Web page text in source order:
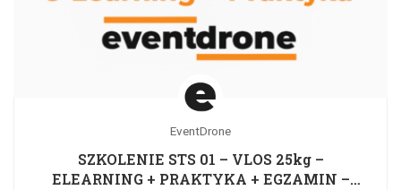
EventDrone
SZKOLENIE STS 01 – VLOS 25kg –
ELEARNING + PRAKTYKA + EGZAMIN –